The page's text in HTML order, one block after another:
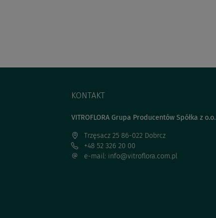
KONTAKT
VITROFLORA Grupa Producentów Spółka z o.o.
Trzęsacz 25 86-022 Dobrcz
+48 52 326 20 00
e-mail: info@vitroflora.com.pl